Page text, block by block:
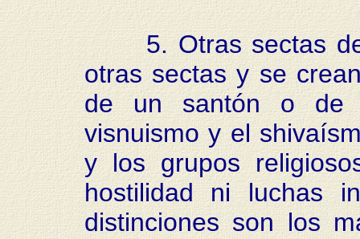
5. Otras sectas del
otras sectas y se
de un santón o de
visnuismo y el
y los grupos
hostilidad ni luchas
distinciones son los